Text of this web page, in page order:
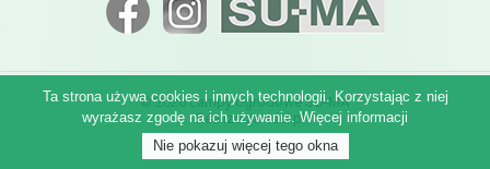
© 2026 Lampy ogrodowe SU-MA
Realizacja:idel.pl
Ta strona używa cookies i innych technologii. Korzystając z niej
wyrażasz zgodę na ich używanie. Więcej informacji